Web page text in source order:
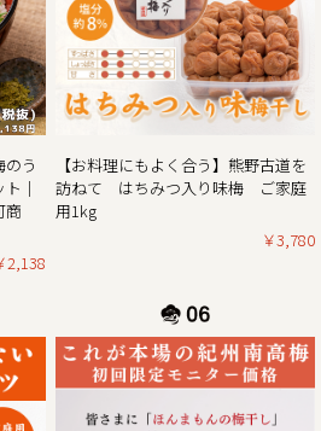
催させていただきます。
トが大特価!!ぜひこの機会をお見
の花まつり企画 & ご購入でポイン
ャンペーン開催！！
個セットが大変お得にお買い求
を開催させていただきます。ま
ご購入いただいたお客様全員に
として、今ならショップ内の全商
のポイント5倍プレゼント！
紀州南高梅の梅干しをご賞味くだ
う
｜
商
2,138
【お料理にもよく合う】熊野古道を
訪ねて はちみつ入り味梅 ご家庭
用1kg
￥3,780